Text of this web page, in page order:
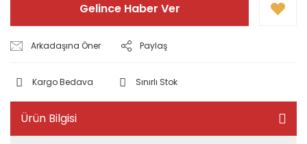
Gelince Haber Ver
Arkadaşına Öner Paylaş
Kargo Bedava Sınırlı Stok
Ürün Bilgisi